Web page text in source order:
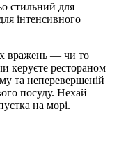
стильний для
інтенсивного
вражень — чи то
керуєте рестораном
та неперевершеній
посуду. Нехай
на морі.